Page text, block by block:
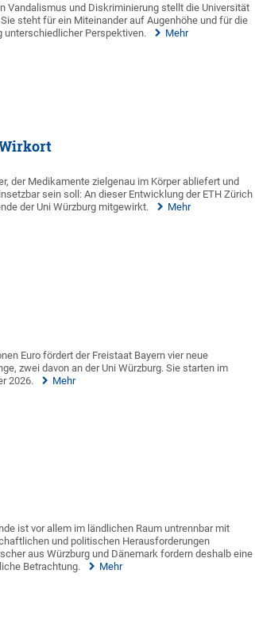
Vandalismus und Diskriminierung stellt die Universität
steht für ein Miteinander auf Augenhöhe und für die
unterschiedlicher Perspektiven.
Mehr
der Medikamente zielgenau im Körper abliefert und
sein soll: An dieser Entwicklung der ETH Zürich
der Uni Würzburg mitgewirkt.
Mehr
Euro fördert der Freistaat Bayern vier neue
zwei davon an der Uni Würzburg. Sie starten im
2026.
Mehr
ist vor allem im ländlichen Raum untrennbar mit
und politischen Herausforderungen
aus Würzburg und Dänemark fordern deshalb eine
Betrachtung.
Mehr